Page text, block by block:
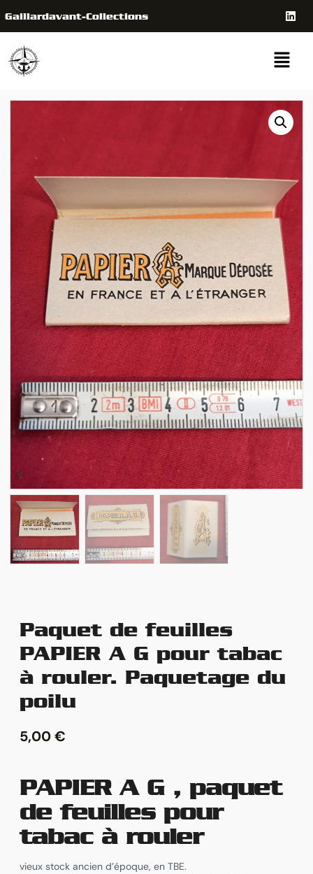
Gaillardavant-Collections
Paquet de feuilles
PAPIER A G pour tabac
à rouler. Paquetage du
poilu
5,00€
PAPIER A G , paquet
de feuilles pour
tabac à rouler
vieux stock ancien d’époque, en TBE.